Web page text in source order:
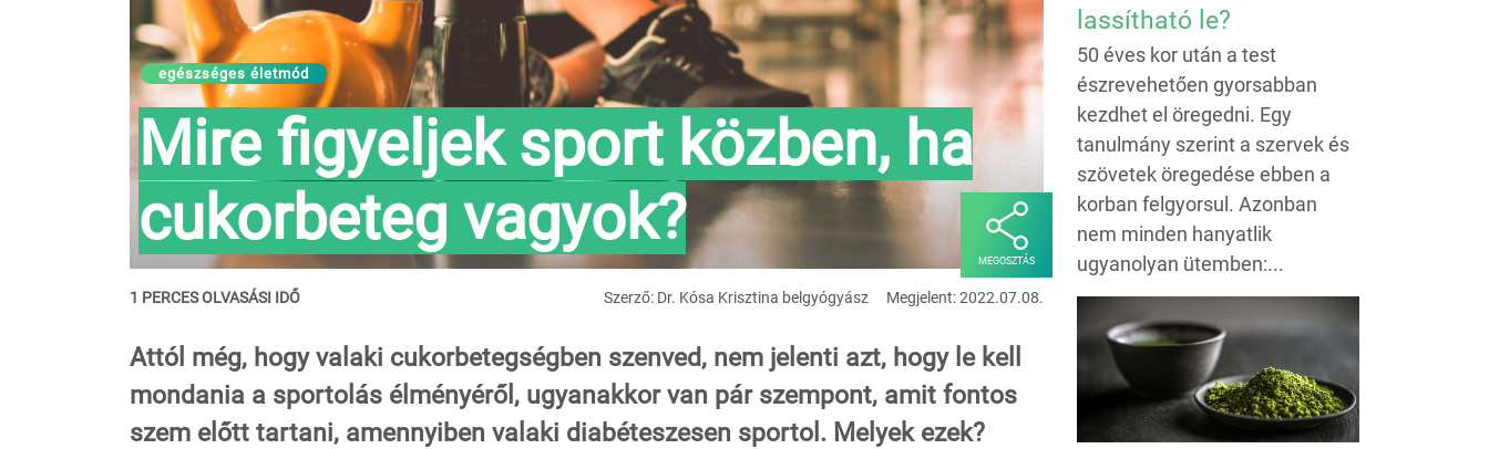
egészséges életmód
Mire figyeljek sport közben, ha
cukorbeteg vagyok?
MEGOSZTÁS
1 PERCES OLVASÁSI IDŐ Megjelent: 2022.07.08.
Szerző: Dr. Kósa Krisztina belgyógyász
Attól még, hogy valaki cukorbetegségben szenved, nem jelenti azt, hogy le kell
mondania a sportolás élményéről, ugyanakkor van pár szempont, amit fontos
szem előtt tartani, amennyiben valaki diabéteszesen sportol. Melyek ezek?
lassítható le?
50 éves kor után a test
észrevehetően gyorsabban
kezdhet el öregedni. Egy
tanulmány szerint a szervek és
szövetek öregedése ebben a
korban felgyorsul. Azonban
nem minden hanyatlik
ugyanolyan ütemben:...